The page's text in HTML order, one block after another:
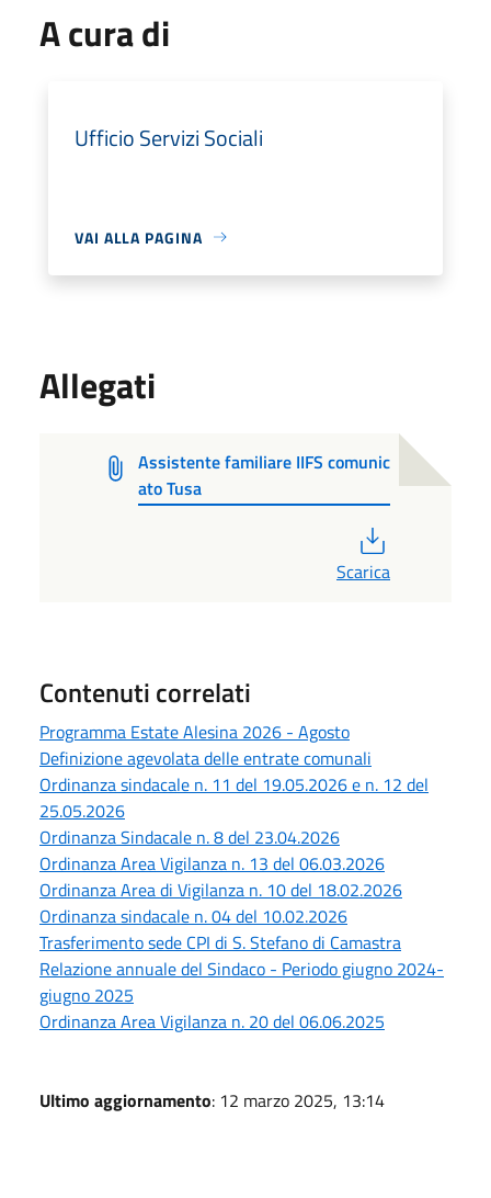
A cura di
Ufficio Servizi Sociali
VAI ALLA PAGINA
Allegati
Assistente familiare IIFS comunic
ato Tusa
Scarica
Contenuti correlati
Programma Estate Alesina 2026 - Agosto
Definizione agevolata delle entrate comunali
Ordinanza sindacale n. 11 del 19.05.2026 e n. 12 del
25.05.2026
Ordinanza Sindacale n. 8 del 23.04.2026
Ordinanza Area Vigilanza n. 13 del 06.03.2026
Ordinanza Area di Vigilanza n. 10 del 18.02.2026
Ordinanza sindacale n. 04 del 10.02.2026
Trasferimento sede CPI di S. Stefano di Camastra
Relazione annuale del Sindaco - Periodo giugno 2024-
giugno 2025
Ordinanza Area Vigilanza n. 20 del 06.06.2025
Ultimo aggiornamento: 12 marzo 2025, 13:14